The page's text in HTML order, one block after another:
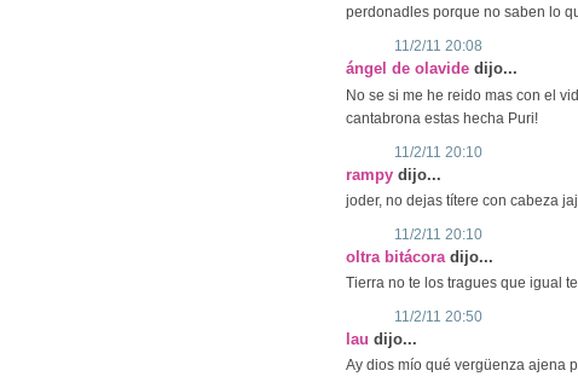
perdonadles porque no saben lo
11/2/11 20:08
ángel de olavide dijo...
No se si me he reido mas con el
cantabrona estas hecha Puri!
11/2/11 20:10
rampy dijo...
joder, no dejas títere con cabeza
11/2/11 20:10
oltra bitácora dijo...
Tierra no te los tragues que igual
11/2/11 20:50
lau dijo...
Ay dios mío qué vergüenza ajena